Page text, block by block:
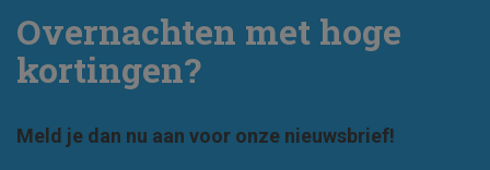
Overnachten met hoge
kortingen?
Meld je dan nu aan voor onze nieuwsbrief!